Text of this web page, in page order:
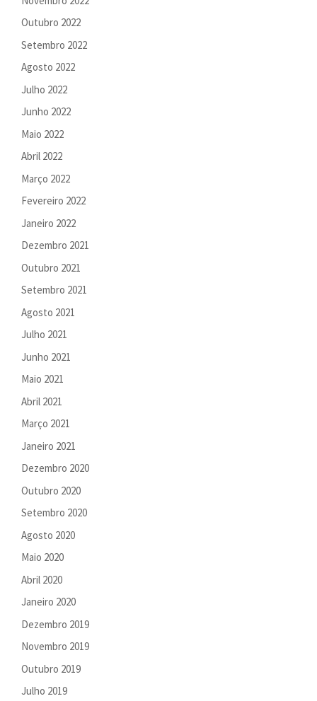
Outubro 2022
Setembro 2022
Agosto 2022
Julho 2022
Junho 2022
Maio 2022
Abril 2022
Março 2022
Fevereiro 2022
Janeiro 2022
Dezembro 2021
Outubro 2021
Setembro 2021
Agosto 2021
Julho 2021
Junho 2021
Maio 2021
Abril 2021
Março 2021
Janeiro 2021
Dezembro 2020
Outubro 2020
Setembro 2020
Agosto 2020
Maio 2020
Abril 2020
Janeiro 2020
Dezembro 2019
Novembro 2019
Outubro 2019
Julho 2019